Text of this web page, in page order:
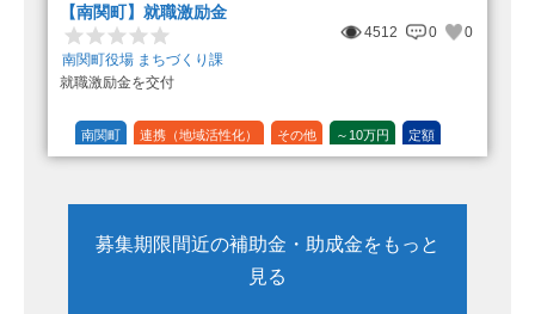
【南関町】就職激励金
4512 0
0
南関町役場 まちづくり課
就職激励金を交付
南関町 連携（地域活性化） その他 ～10万円 定額
募集期限間近の補助金・助成金をもっと
見る